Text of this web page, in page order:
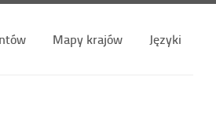
Mapy krajów Języki